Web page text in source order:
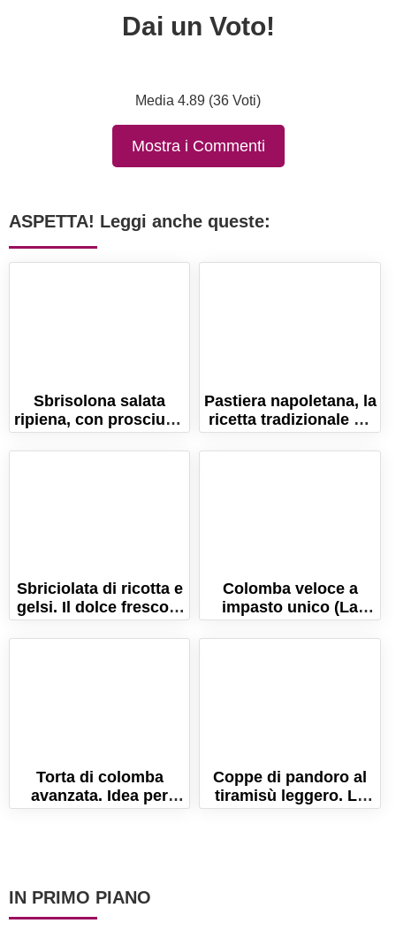
Dai un Voto!
Media 4.89 (36 Voti)
Mostra i Commenti
ASPETTA! Leggi anche queste:
Sbrisolona salata
ripiena, con prosciutto
e formaggio. La ricetta
facile!
Pastiera napoletana, la
ricetta tradizionale e i
segreti per farla
perfetta!
Sbriciolata di ricotta e
gelsi. Il dolce fresco e
goloso, pronto in
pochi minuti!
Colomba veloce a
impasto unico (La
ricetta per un lievitato
sofficissimo!)
Torta di colomba
avanzata. Idea per
riciclare i dolci di
Coppe di pandoro al
tiramisù leggero. La
ricetta facile e golosa!
IN PRIMO PIANO